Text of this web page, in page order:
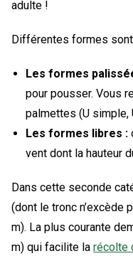
adulte !
Différentes formes
Les formes
pour pousser. Vous
palmettes (U simple,
Les formes libres :
vent dont la hauteur
Dans cette seconde
(dont le tronc n’excède
m). La plus courante
m) qui facilite la récolte